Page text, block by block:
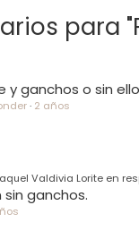
para
y ganchos o sin
· 2 años
Valdivia Lorite en
sin ganchos.